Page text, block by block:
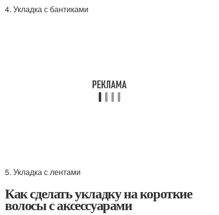
4. Укладка с бантиками
5. Укладка с лентами
Как сделать укладку на короткие
волосы с аксессуарами